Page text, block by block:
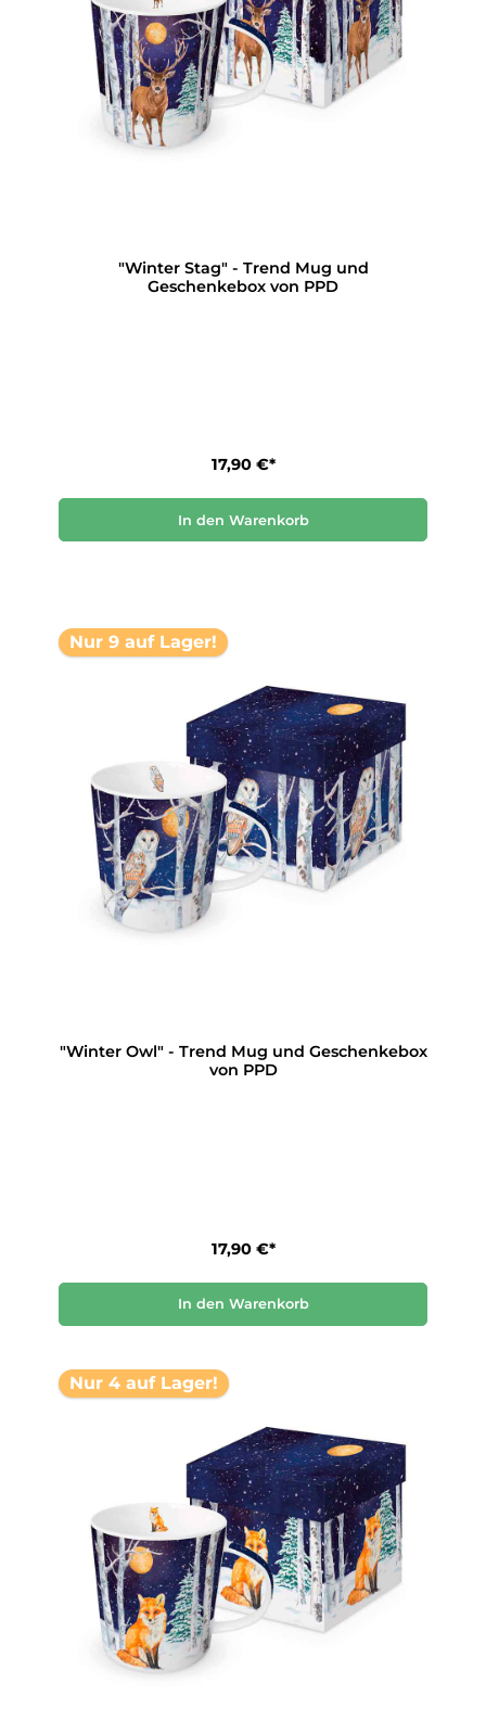
"Winter Stag" - Trend Mug und
Geschenkebox von PPD
17,90 €*
In den Warenkorb
Nur 9 auf Lager!
"Winter Owl" - Trend Mug und Geschenkebox
von PPD
17,90 €*
In den Warenkorb
Nur 4 auf Lager!